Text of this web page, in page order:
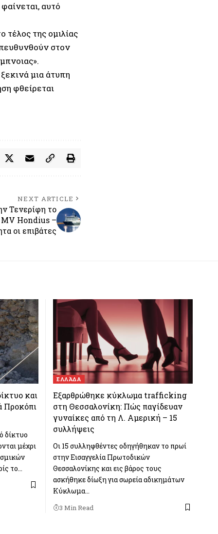
αυτό
τέλος της ομιλίας
στον
μια άτυπη
φθείρεται
NEXT ARTICLE
Τενερίφη το
MV Hondius –
οι επιβάτες
και
Προκόπι
δίκτυο
μέχρι
το…
ΕΛΛΆΔΑ
Εξαρθρώθηκε κύκλωμα trafficking
στη Θεσσαλονίκη: Πώς παγίδευαν
γυναίκες από τη Λ. Αμερική – 15
συλλήψεις
Οι 15 συλληφθέντες οδηγήθηκαν το πρωί
στην Εισαγγελία Πρωτοδικών
Θεσσαλονίκης και εις βάρος τους
ασκήθηκε δίωξη για σωρεία αδικημάτων
Κύκλωμα…
3 Min Read